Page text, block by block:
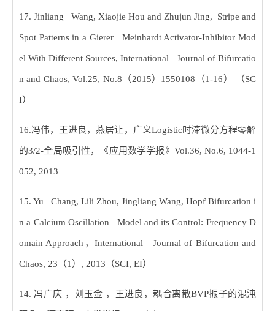
17. Jinliang Wang, Xiaojie Hou and Zhujun Jing, Stripe and
Spot Patterns in a Gierer Meinhardt Activator-Inhibitor Mod
el With Different Sources, International Journal of Bifurcatio
n and Chaos, Vol.25, No.8 （ 2015） 1550108 （1-16 ） （SC
I）
16.冯伟，王进良，燕居让，广义Logistic时滞微分方程零解
的3/2-全局吸引性，《应用数学学报》 Vol.36, No.6, 1044-1
052, 2013
15. Yu Chang, Lili Zhou, Jingliang Wang, Hopf Bifurcation i
n a Calcium Oscillation Model and its Control: Frequency D
omain Approach ，International Journal of Bifurcation and
Chaos, 23 （1 ） , 2013 （SCI, EI）
14. 冯广庆 ，刘玉金 ，王进良，耦合离散BVP振子的混沌